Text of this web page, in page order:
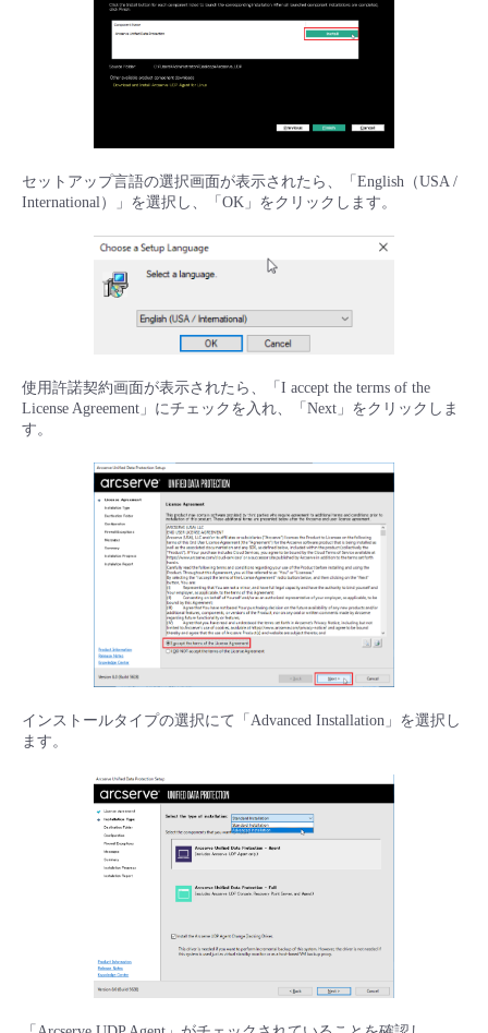
セットアップ言語の選択画面が表示されたら、「English（USA /
International）」を選択し、「OK」をクリックします。
使用許諾契約画面が表示されたら、「I accept the terms of the
License Agreement」にチェックを入れ、「Next」をクリックしま
す。
インストールタイプの選択にて「Advanced Installation」を選択し
ます。